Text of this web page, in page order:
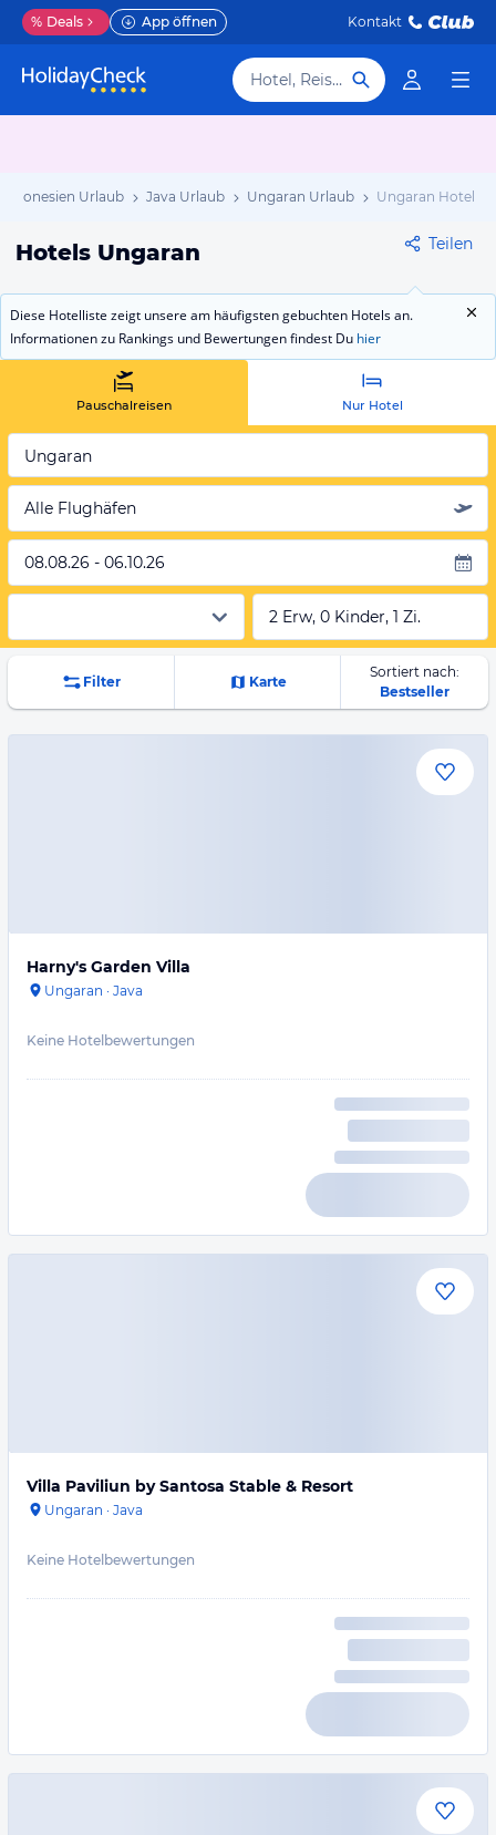
% Deals App öffnen Kontakt
Hotel, Reiseziel
Indonesien Urlaub Java Urlaub Ungaran Urlaub Ungaran Hotels
Hotels Ungaran Teilen
Diese Hotelliste zeigt unsere am häufigsten gebuchten Hotels an.
Informationen zu Rankings und Bewertungen findest Du hier
Pauschalreisen Nur Hotel
Ungaran
Alle Flughäfen
08.08.26 - 06.10.26
2 Erw, 0 Kinder, 1 Zi.
Filter Karte
Sortiert nach:
Bestseller
Harny's Garden Villa
Ungaran · Java
Keine Hotelbewertungen
Villa Paviliun by Santosa Stable & Resort
Ungaran · Java
Keine Hotelbewertungen